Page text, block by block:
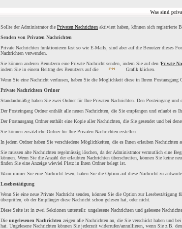
Was sind
Sollte der Administrator die Privaten Nachrichten aktiviert haben, können sich registrierte
Senden von Privaten Nachrichten
Private Nachrichten funktionieren fast so wie E-Mails, sind aber auf die Benutzer dieses
Nachrichten verwenden.
Sie können anderen Benutzern eine Private Nachricht senden, indem Sie auf den 'Private
indem Sie in einem Beitrag des Benutzers auf die
Grafik klicken.
Wenn Sie eine Nachricht verfassen, haben Sie die Möglichkeit diese in Ihrem Postausgang
Private Nachrichten Ordner
Standardmäßig haben Sie zwei Ordner für Ihre Privaten Nachrichten. Den Posteingang und
Der Posteingang Ordner enthält alle neuen Nachrichten, die Sie empfangen und erlaubt es
Der Postausgang Ordner enthält eine Kopie aller Nachrichten, die Sie gesendet und bei
Sie können zusätzliche Ordner für Ihre Privaten Nachrichten erstellen.
In jedem Ordner haben Sie verschiedene Möglichkeiten, die es Ihnen erlauben Nachrichten
Sie müssen alte Nachrichten regelmässig löschen, da der Administrator vermutlich eine
können. Wenn Sie die Anzahl der erlaubten Nachrichten überschreiten, können Sie keine
finden Sie eine Anzeige wieviel Platz in Ihren Ordner belegt ist.
Wann immer Sie eine Nachricht lesen, haben Sie die Option auf diese Nachricht zu
Lesebestätigung
Wenn Sie eine neue Private Nachricht senden, können Sie die Option zur
überprüfen, ob der Empfänger diese Nachricht schon gelesen hat, oder nicht.
Diese Seite ist in zwei Sektionen unterteilt: ungelesene Nachrichten und gelesene
Die ungelesenen Nachrichten zeigen alle Nachrichten an, die Sie verschickt haben und
hat. Ungelesene Nachrichten können Sie jederzeit widerrufen/annullieren, wenn Sie z.B.